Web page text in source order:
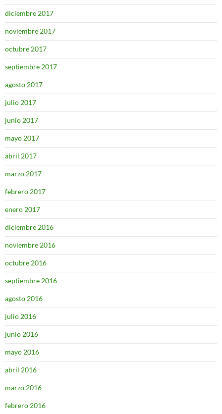
diciembre 2017
noviembre 2017
octubre 2017
septiembre 2017
agosto 2017
julio 2017
junio 2017
mayo 2017
abril 2017
marzo 2017
febrero 2017
enero 2017
diciembre 2016
noviembre 2016
octubre 2016
septiembre 2016
agosto 2016
julio 2016
junio 2016
mayo 2016
abril 2016
marzo 2016
febrero 2016